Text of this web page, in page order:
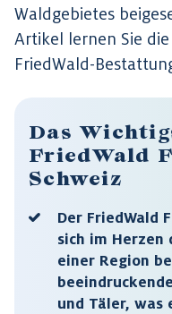
Waldgebietes
Artikel lernen Sie
FriedWald-
Das
FriedWald
Schweiz
Der FriedWald
sich im Herzen
einer Region
und Täler, was